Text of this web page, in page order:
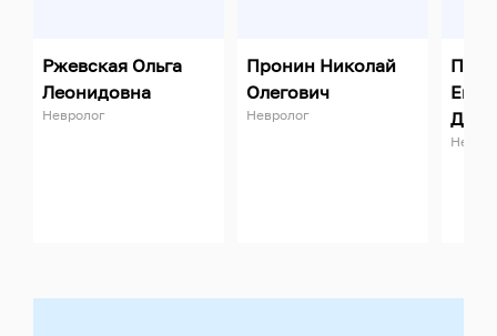
Ржевская Ольга
Леонидовна
Невролог
Пронин Николай
Олегович
Невролог